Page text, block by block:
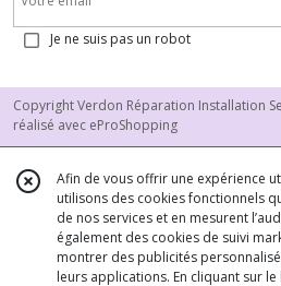
Je ne suis pas un robot
Copyright Verdon Réparation Installation
réalisé avec eProShopping
Afin de vous offrir une expérience
utilisons des cookies fonctionnels
de nos services et en mesurent
également des cookies de suivi
montrer des publicités
leurs applications. En cliquant sur le